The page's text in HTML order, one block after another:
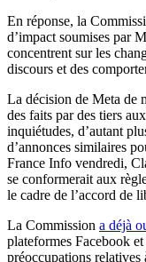
En réponse, la
d’impact soumises par
concentrent sur les
discours et des
La décision de Meta de
des faits par des tiers
inquiétudes, d’autant
d’annonces similaires
France Info vendredi,
se conformerait aux
le cadre de l’accord de
La Commission a déjà
plateformes Facebook
préoccupations relatives